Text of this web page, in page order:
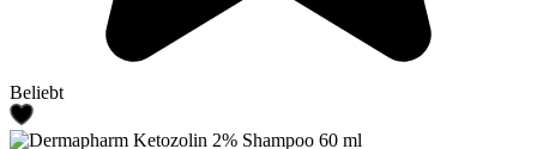
Beliebt